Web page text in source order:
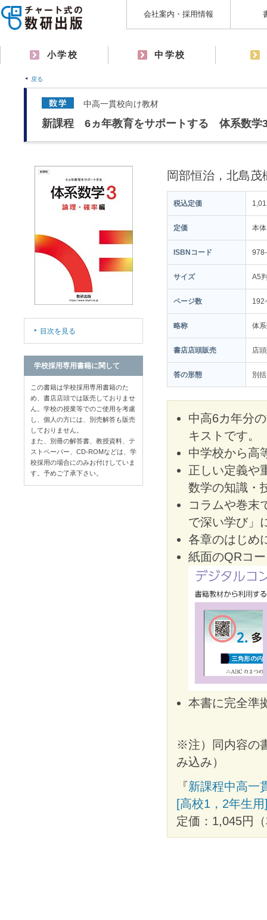
会社案内・採用情報
小学校 中学校
戻る
中高一貫校向け教材
新課程 6ヵ年教育をサポートする 体系数
岡部恒治，北島
税込定価
定価 本
ISBNコード
サイズ A5
ページ数 192
略称 体
書店店頭販売 店
答の形態 別
中高6カ年分
キストです。
中学校から高
正しい定義や
数学の知識・
コラムや巻末
で深い学び」
各章のはじめ
紙面のQRコ
本書に完全準
※注）同内容の
み込み）
『新課程中高
[高校1，2年生
定価：1,045円
目次を見る
学校採用専用書籍に関して
この書籍は学校採用専用書籍のた
め、書店店頭では販売しておりませ
ん。学校の授業等でのご使用を考慮
し、個人の方には、別売解答も販売
しておりません。
また、別冊の解答書、教授資料、テ
ストペーパー、CD-ROMなどは、学
校採用の場合にのみお付けしていま
す。予めご了承下さい。